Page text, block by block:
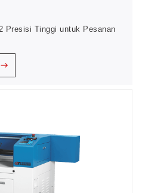
Presisi Tinggi untuk Pesanan